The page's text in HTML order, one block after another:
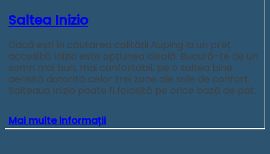
Saltea Inizio
Dacă ești în căutarea calității Auping la un preț
accesibil, Inizio este opțiunea ideală. Bucură-te de un
somn mai bun, mai confortabil, pe o saltea bine
aerisită datorită celor trei zone ale sale de confort.
Salteaua Inizio poate fi folosită pe orice bază de pat.
Mai multe informații